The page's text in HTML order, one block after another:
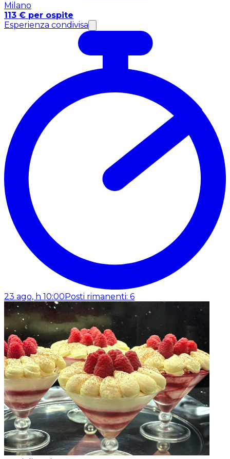
Milano
113 € per ospite
Esperienza condivisa
23 ago, h 10:00 Posti rimanenti: 6